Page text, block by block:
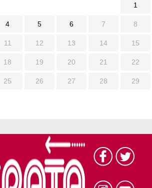
1
4 5 6 7 8
11 12 13 14 15
18 19 20 21 22
25 26 27 28 29